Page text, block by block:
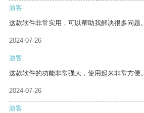
游客
这款软件非常实用，可以帮助我解决很多问题。
2024-07-26
游客
这款软件的功能非常强大，使用起来非常方便。
2024-07-26
游客